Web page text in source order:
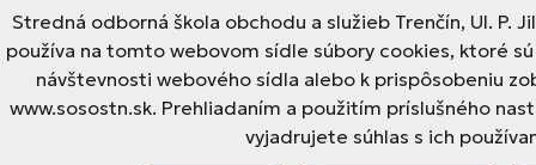
Stredná odborná škola obchodu a služieb Trenčín, Ul. P.
používa na tomto webovom sídle súbory cookies, ktoré
návštevnosti webového sídla alebo k prispôsobeniu
www.sosostn.sk. Prehliadaním a použitím príslušného
vyjadrujete súhlas s ich